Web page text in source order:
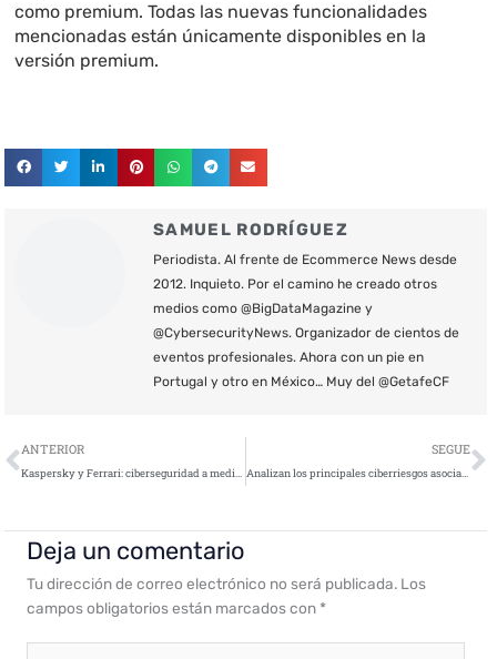
como premium. Todas las nuevas funcionalidades
mencionadas están únicamente disponibles en la
versión premium.
SAMUEL RODRÍGUEZ
Periodista. Al frente de Ecommerce News desde
2012. Inquieto. Por el camino he creado otros
medios como @BigDataMagazine y
@CybersecurityNews. Organizador de cientos de
eventos profesionales. Ahora con un pie en
Portugal y otro en México… Muy del @GetafeCF
Ant
ANTERIOR
Kaspersky y Ferrari: ciberseguridad a medida para una marca icónica
SEGUE
Analizan los principales ciberriesgos asociados a los servicios de videollamadas que se utilizan para teletrabajar
Deja un comentario
Tu dirección de correo electrónico no será publicada. Los
campos obligatorios están marcados con *